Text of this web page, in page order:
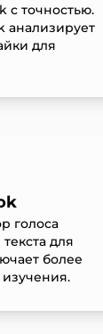
с точностью.
анализирует
для
голоса
для
более
изучения.